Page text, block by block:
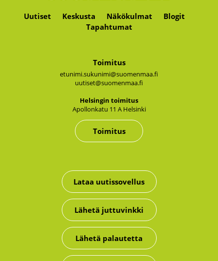
Uutiset Keskusta Näkökulmat
Blogit
Tapahtumat
Toimitus
etunimi.sukunimi@suomenmaa.fi
uutiset@suomenmaa.fi
Hel­sin­gin toi­mi­tus
Apol­lon­ka­tu 11 A Hel­sin­ki
Toimitus
Lataa uutissovellus
Lähetä juttuvinkki
Lähetä palautetta